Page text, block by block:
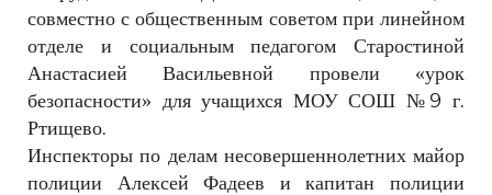
совместно с общественным советом при линейном
отделе и социальным педагогом Старостиной
Анастасией Васильевной провели «урок
безопасности» для учащихся МОУ СОШ №9 г.
Ртищево.
Инспекторы по делам несовершеннолетних майор
полиции Алексей Фадеев и капитан полиции